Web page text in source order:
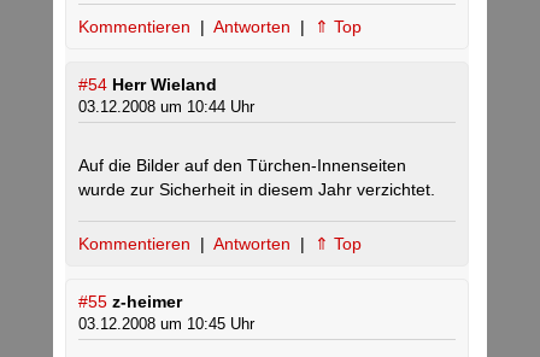
Kommentieren | Antworten | ⇑ Top
#54 Herr Wieland
03.12.2008 um 10:44 Uhr
Auf die Bilder auf den Türchen-Innenseiten
wurde zur Sicherheit in diesem Jahr verzichtet.
Kommentieren | Antworten | ⇑ Top
#55 z-heimer
03.12.2008 um 10:45 Uhr